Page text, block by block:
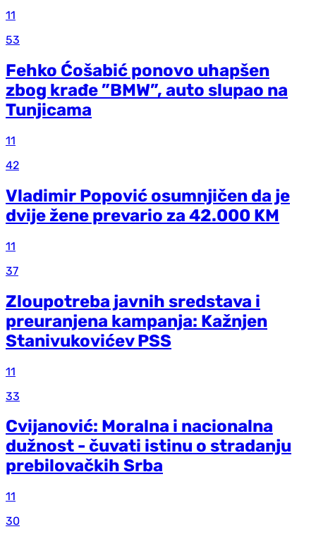
11
53
Fehko Ćošabić ponovo uhapšen
zbog krađe ”BMW”, auto slupao na
Tunjicama
11
42
Vladimir Popović osumnjičen da je
dvije žene prevario za 42.000 KM
11
37
Zloupotreba javnih sredstava i
preuranjena kampanja: Kažnjen
Stanivukovićev PSS
11
33
Cvijanović: Moralna i nacionalna
dužnost - čuvati istinu o stradanju
prebilovačkih Srba
11
30